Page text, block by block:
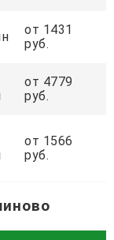
от 1431
руб.
от 4779
руб.
от 1566
руб.